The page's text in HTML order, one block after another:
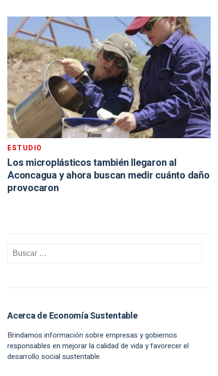
ESTUDIO
Los microplásticos también llegaron al
Aconcagua y ahora buscan medir cuánto daño
provocaron
Acerca de Economía Sustentable
Brindamos información sobre empresas y gobiernos
responsables en mejorar la calidad de vida y favorecer el
desarrollo social sustentable.